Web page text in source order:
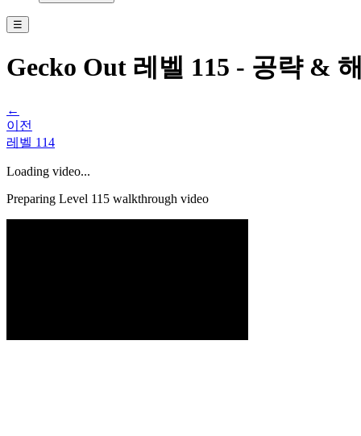
☰
Gecko Out 레벨 115 - 공략 &
←
이전
레벨 114
Loading video...
Preparing Level 115 walkthrough video